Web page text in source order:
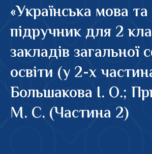
«Українська мова
підручник для 2
закладів загальної
освіти (у 2-х
Большакова І. О.;
М. С. (Частина 2)